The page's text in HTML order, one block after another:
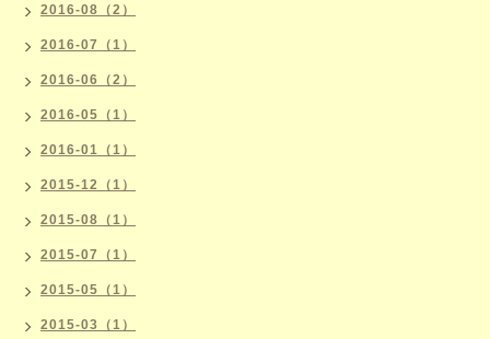
2016-08（2）
2016-07（1）
2016-06（2）
2016-05（1）
2016-01（1）
2015-12（1）
2015-08（1）
2015-07（1）
2015-05（1）
2015-03（1）